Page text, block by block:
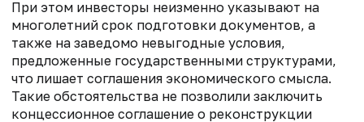
При этом инвесторы неизменно указывают на
многолетний срок подготовки документов, а
также на заведомо невыгодные условия,
предложенные государственными структурами,
что лишает соглашения экономического смысла.
Такие обстоятельства не позволили заключить
концессионное соглашение о реконструкции